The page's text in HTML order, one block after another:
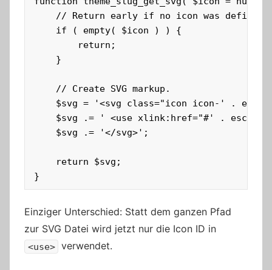
$svg = '<svg class="icon icon-' .
}
Einziger Unterschied: Statt dem ganzen Pfad
zur SVG Datei wird jetzt nur die Icon ID in
<use> verwendet.